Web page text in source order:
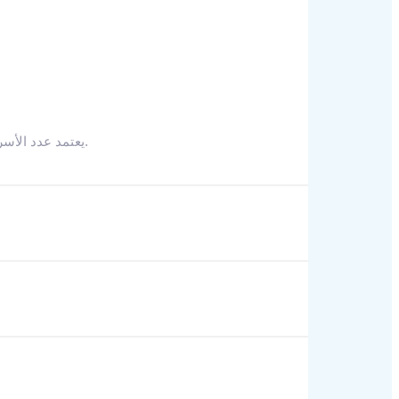
يعتمد عدد الأسرة الإضافية وأسرّة الأطفال المسموح به على الخيار الذي تحدده. يرجى التحقق من الخيار الذي حددته لمزيد من المعلومات.